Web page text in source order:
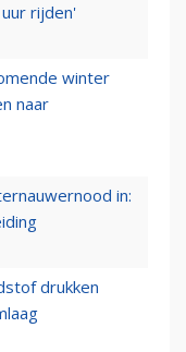
rijden'
winter
naar
in:
drukken